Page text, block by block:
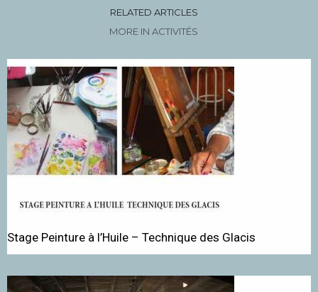
RELATED ARTICLES
MORE IN ACTIVITÉS
Stage Peinture à l’Huile – Technique des Glacis